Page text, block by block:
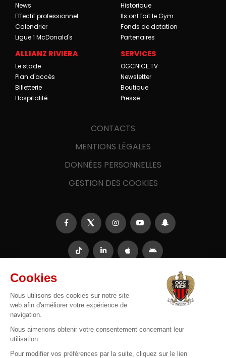
News
Effectif professionnel
Calendrier
Ligue 1 McDonald's
Historique
Ils ont fait le Gym
Fonds de dotation
Partenaires
ALLIANZ RIVIERA
Le stade
Plan d'accès
Billetterie
Hospitalité
SERVICES
OGCNICE.TV
Newsletter
Boutique
Presse
CONTACTS
MENTIONS LÉGALES
DONNÉES PERSONNELLES
GESTION DES COOKIES